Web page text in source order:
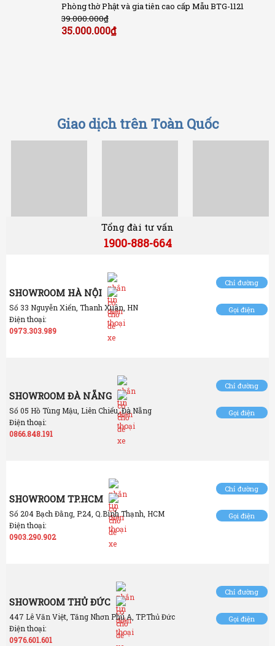
Phòng thờ Phật và gia tiên cao cấp Mẫu BTG-1121
39.000.000₫
35.000.000₫
Giao dịch trên Toàn Quốc
Tổng đài tư vấn
1900-888-664
SHOWROOM HÀ NỘI
Số 33 Nguyễn Xiển, Thanh Xuân, HN
Điện thoại:
0973.303.989
Chỉ đường
Gọi điện
SHOWROOM ĐÀ NẴNG
Số 05 Hồ Tùng Mậu, Liên Chiểu, Đà Nẵng
Điện thoại:
0866.848.191
Chỉ đường
Gọi điện
SHOWROOM TP.HCM
Số 204 Bạch Đằng, P.24, Q.Bình Thạnh, HCM
Điện thoại:
0903.290.902
Chỉ đường
Gọi điện
SHOWROOM THỦ ĐỨC
447 Lê Văn Việt, Tăng Nhơn Phú A, TP.Thủ Đức
Điện thoại:
0976.601.601
Chỉ đường
Gọi điện